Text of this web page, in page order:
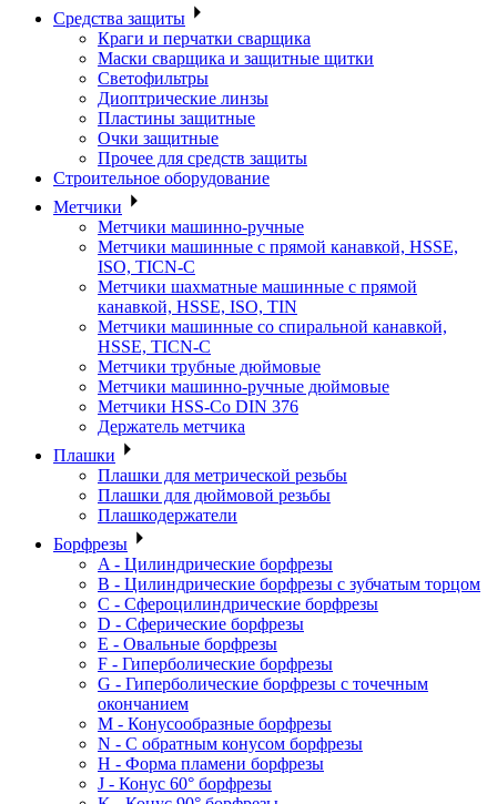
Средства защиты
Краги и перчатки сварщика
Маски сварщика и защитные щитки
Светофильтры
Диоптрические линзы
Пластины защитные
Очки защитные
Прочее для средств защиты
Строительное оборудование
Метчики
Метчики машинно-ручные
Метчики машинные с прямой канавкой, HSSE,
ISO, TICN-C
Метчики шахматные машинные с прямой
канавкой, HSSE, ISO, TIN
Метчики машинные со спиральной канавкой,
HSSE, TICN-C
Метчики трубные дюймовые
Метчики машинно-ручные дюймовые
Метчики HSS-Co DIN 376
Держатель метчика
Плашки
Плашки для метрической резьбы
Плашки для дюймовой резьбы
Плашкодержатели
Борфрезы
A - Цилиндрические борфрезы
B - Цилиндрические борфрезы с зубчатым торцом
C - Сфероцилиндрические борфрезы
D - Сферические борфрезы
E - Овальные борфрезы
F - Гиперболические борфрезы
G - Гиперболические борфрезы с точечным
окончанием
M - Конусообразные борфрезы
N - С обратным конусом борфрезы
H - Форма пламени борфрезы
J - Конус 60° борфрезы